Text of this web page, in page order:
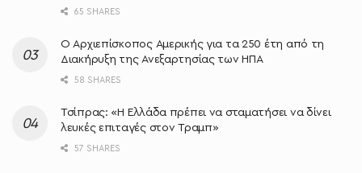
65 SHARES
O Αρχιεπίσκοπος Αμερικής για τα 250 έτη από τη
Διακήρυξη της Ανεξαρτησίας των ΗΠΑ
58 SHARES
Τσίπρας: «Η Ελλάδα πρέπει να σταματήσει να δίνει
λευκές επιταγές στον Τραμπ»
57 SHARES